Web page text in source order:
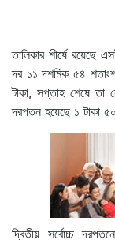
তালিকার শীর্ষে রয়েছে
দর ১১ দশমিক ৫৪
টাকা, সপ্তাহ শেষে তা
দরপতন হয়েছে ১ টাকা
দ্বিতীয় সর্বোচ্চ